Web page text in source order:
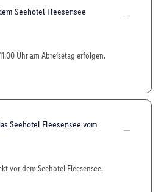
Seehotel Fleesensee
Uhr am Abreisetag erfolgen.
Seehotel Fleesensee vom
vor dem Seehotel Fleesensee.